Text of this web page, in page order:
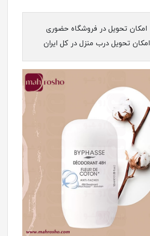
امکان تحویل در فروشگاه حضوری
امکان تحویل درب منزل در کل ایران